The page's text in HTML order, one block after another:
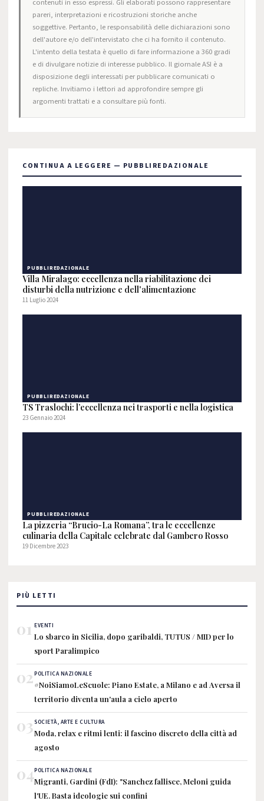
contenuti in esso espressi. Gli elaborati possono rappresentare
pareri, interpretazioni e ricostruzioni storiche anche
soggettive. Pertanto, le responsabilità delle dichiarazioni sono
dell'autore e/o dell'intervistato che ci ha fornito il contenuto.
L'intento della testata è quello di fare informazione a 360 gradi
e di divulgare notizie di interesse pubblico. Il giornale ASI è a
disposizione degli interessati per pubblicare comunicati o
repliche. Invitiamo i lettori ad approfondire sempre gli
argomenti trattati e a consultare più fonti.
CONTINUA A LEGGERE — PUBBLIREDAZIONALE
PUBBLIREDAZIONALE
Villa Miralago: eccellenza nella riabilitazione dei
disturbi della nutrizione e dell'alimentazione
11 Luglio 2024
PUBBLIREDAZIONALE
TS Traslochi: l’eccellenza nei trasporti e nella logistica
23 Gennaio 2024
PUBBLIREDAZIONALE
La pizzeria “Brucio-La Romana”, tra le eccellenze
culinaria della Capitale celebrate dal Gambero Rosso
19 Dicembre 2023
PIÙ LETTI
01 EVENTI
Lo sbarco in Sicilia, dopo garibaldi, TUTUS / MID per lo
sport Paralimpico
02POLITICA NAZIONALE
#NoiSiamoLeScuole: Piano Estate, a Milano e ad Aversa il
territorio diventa un'aula a cielo aperto
03SOCIETÀ, ARTE E CULTURA
Moda, relax e ritmi lenti: il fascino discreto della città ad
agosto
04POLITICA NAZIONALE
Migranti, Gardini (FdI): "Sanchez fallisce, Meloni guida
l'UE. Basta ideologie sui confini